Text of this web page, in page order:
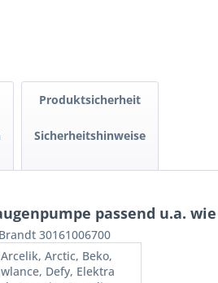
Produktsicherheit
Sicherheitshinweise
passend u.a. wie
30161006700
Arctic, Beko,
Defy, Elektra